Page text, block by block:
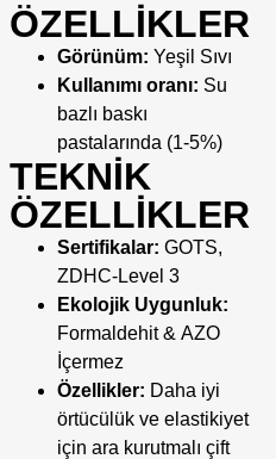
ÖZELLİKLER
Görünüm: Yeşil Sıvı
Kullanımı oranı: Su
bazlı baskı
pastalarında (1-5%)
TEKNİK
ÖZELLİKLER
Sertifikalar: GOTS,
ZDHC-Level 3
Ekolojik Uygunluk:
Formaldehit & AZO
İçermez
Özellikler: Daha iyi
örtücülük ve elastikiyet
için ara kurutmalı çift